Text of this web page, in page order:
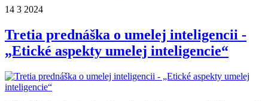
14 3 2024
Tretia prednáška o umelej inteligencii -
„Etické aspekty umelej inteligencie“